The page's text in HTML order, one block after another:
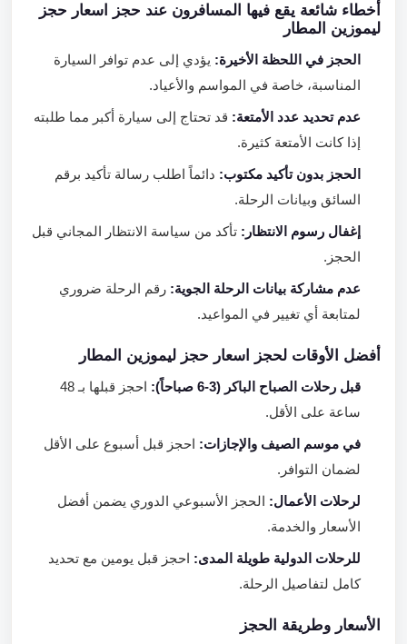
أخطاء شائعة يقع فيها المسافرون عند حجز اسعار حجز
ليموزين المطار
الحجز في اللحظة الأخيرة:يؤدي إلى عدم توافر السيارة
المناسبة، خاصة في المواسم والأعياد.
عدم تحديد عدد الأمتعة:قد تحتاج إلى سيارة أكبر مما طلبته
إذا كانت الأمتعة كثيرة.
الحجز بدون تأكيد مكتوب:دائماً اطلب رسالة تأكيد برقم
السائق وبيانات الرحلة.
إغفال رسوم الانتظار:تأكد من سياسة الانتظار المجاني قبل
الحجز.
عدم مشاركة بيانات الرحلة الجوية:رقم الرحلة ضروري
لمتابعة أي تغيير في المواعيد.
أفضل الأوقات لحجز اسعار حجز ليموزين المطار
قبل رحلات الصباح الباكر (3-6 صباحاً):
احجز قبلها بـ 48
ساعة على الأقل.
في موسم الصيف والإجازات:احجز قبل أسبوع على الأقل
لضمان التوافر.
لرحلات الأعمال:الحجز الأسبوعي الدوري يضمن أفضل
الأسعار والخدمة.
للرحلات الدولية طويلة المدى:احجز قبل يومين مع تحديد
كامل لتفاصيل الرحلة.
الأسعار وطريقة الحجز